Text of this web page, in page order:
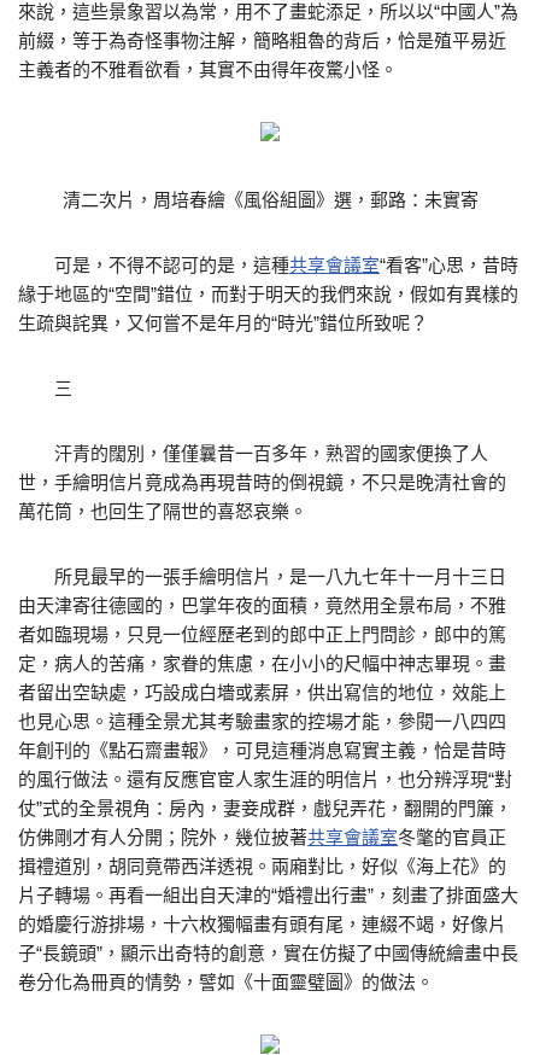
來說，這些景象習以為常，用不了畫蛇添足，所以以“中國人”為
前綴，等于為奇怪事物注解，簡略粗魯的背后，恰是殖平易近
主義者的不雅看欲看，其實不由得年夜驚小怪。
清二次片，周培春繪《風俗組圖》選，郵路：未實寄
可是，不得不認可的是，這種共享會議室“看客”心思，昔時
緣于地區的“空間”錯位，而對于明天的我們來說，假如有異樣的
生疏與詫異，又何嘗不是年月的“時光”錯位所致呢？
三
汗青的闊別，僅僅曩昔一百多年，熟習的國家便換了人
世，手繪明信片竟成為再現昔時的倒視鏡，不只是晚清社會的
萬花筒，也回生了隔世的喜怒哀樂。
所見最早的一張手繪明信片，是一八九七年十一月十三日
由天津寄往德國的，巴掌年夜的面積，竟然用全景布局，不雅
者如臨現場，只見一位經歷老到的郎中正上門問診，郎中的篤
定，病人的苦痛，家眷的焦慮，在小小的尺幅中神志畢現。畫
者留出空缺處，巧設成白墻或素屏，供出寫信的地位，效能上
也見心思。這種全景尤其考驗畫家的控場才能，參閱一八四四
年創刊的《點石齋畫報》，可見這種消息寫實主義，恰是昔時
的風行做法。還有反應官宦人家生涯的明信片，也分辨浮現“對
仗”式的全景視角：房內，妻妾成群，戲兒弄花，翻開的門簾，
仿佛剛才有人分開；院外，幾位披著共享會議室冬氅的官員正
揖禮道別，胡同竟帶西洋透視。兩廂對比，好似《海上花》的
片子轉場。再看一組出自天津的“婚禮出行畫”，刻畫了排面盛大
的婚慶行游排場，十六枚獨幅畫有頭有尾，連綴不竭，好像片
子“長鏡頭”，顯示出奇特的創意，實在仿擬了中國傳統繪畫中長
卷分化為冊頁的情勢，譬如《十面靈璧圖》的做法。